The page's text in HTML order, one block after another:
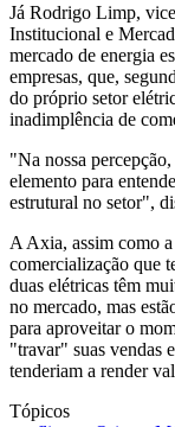
Já Rodrigo Limp,
Institucional e
mercado de energia
empresas, que,
do próprio setor
inadimplência de
"Na nossa
elemento para
estrutural no setor",
A Axia, assim como
comercialização que
duas elétricas têm
no mercado, mas
para aproveitar o
"travar" suas vendas
tenderiam a render
Tópicos